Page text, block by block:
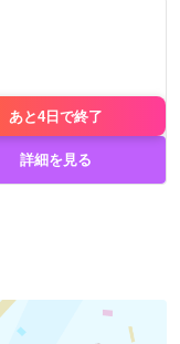
あと4日で終了
詳細を見る